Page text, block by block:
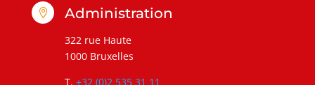
 Administration
322 rue Haute
1000 Bruxelles
T. +32 (0)2 535 31 11